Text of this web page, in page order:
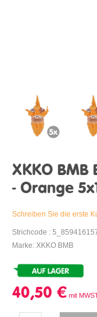
XKKO
- Orange
Schreiben Sie die erste
Strichcode :
Marke: XKKO BMB
40,50 €